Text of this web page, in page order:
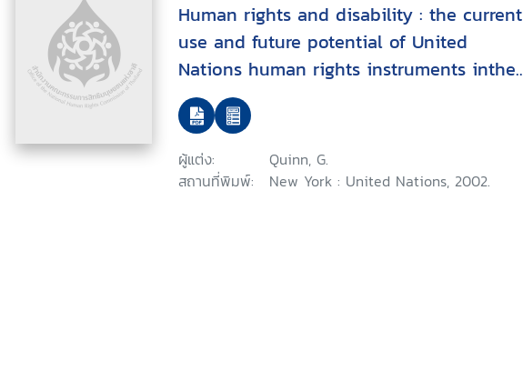
Human rights and disability : the current
use and future potential of United
Nations human rights instruments inthe
context of disability
ผู้แต่ง:
Quinn, G.
สถานที่พิมพ์:
New York : United Nations, 2002.